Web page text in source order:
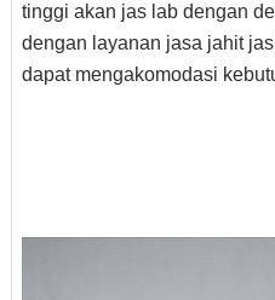
tinggi akan jas lab dengan
dengan layanan jasa jahit
dapat mengakomodasi